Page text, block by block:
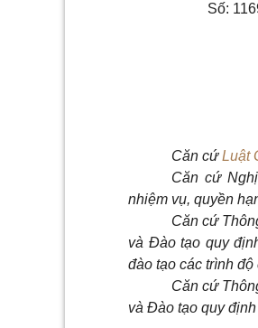
Số:
Căn cứLuật
Căn cứ
nhiệm vụ, quyền
Căn cứ
và Đào tạo quy
đào tạo các trình
Căn cứ
và Đào tạo quy